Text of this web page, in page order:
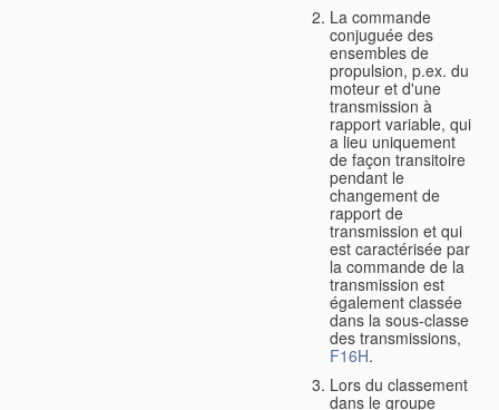
La commande
conjuguée des
ensembles de
propulsion, p.ex. du
moteur et d'une
transmission à
rapport variable, qui
a lieu uniquement
de façon transitoire
pendant le
changement de
rapport de
transmission et qui
est caractérisée par
la commande de la
transmission est
également classée
dans la sous-classe
des transmissions,
F16H.
Lors du classement
dans le groupe